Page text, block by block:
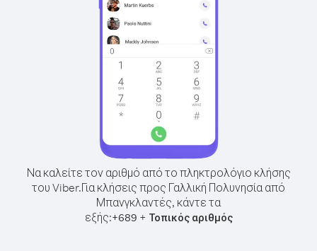
Να καλείτε τον αριθμό από το πληκτρολόγιο κλήσης
του Viber.Για κλήσεις προς Γαλλική Πολυνησία από
Μπανγκλαντές, κάντε τα
εξής:+689 + Τοπικός αριθμός